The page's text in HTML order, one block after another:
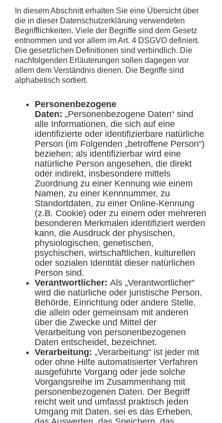
In diesem Abschnitt erhalten Sie eine Übersicht über
die in dieser Datenschutzerklärung verwendeten
Begrifflichkeiten. Viele der Begriffe sind dem Gesetz
entnommen und vor allem im Art. 4 DSGVO definiert.
Die gesetzlichen Definitionen sind verbindlich. Die
nachfolgenden Erläuterungen sollen dagegen vor
allem dem Verständnis dienen. Die Begriffe sind
alphabetisch sortiert.
Personenbezogene
Daten: „Personenbezogene Daten“ sind
alle Informationen, die sich auf eine
identifizierte oder identifizierbare natürliche
Person (im Folgenden „betroffene Person“)
beziehen; als identifizierbar wird eine
natürliche Person angesehen, die direkt
oder indirekt, insbesondere mittels
Zuordnung zu einer Kennung wie einem
Namen, zu einer Kennnummer, zu
Standortdaten, zu einer Online-Kennung
(z.B. Cookie) oder zu einem oder mehreren
besonderen Merkmalen identifiziert werden
kann, die Ausdruck der physischen,
physiologischen, genetischen,
psychischen, wirtschaftlichen, kulturellen
oder sozialen Identität dieser natürlichen
Person sind.
Verantwortlicher: Als „Verantwortlicher“
wird die natürliche oder juristische Person,
Behörde, Einrichtung oder andere Stelle,
die allein oder gemeinsam mit anderen
über die Zwecke und Mittel der
Verarbeitung von personenbezogenen
Daten entscheidet, bezeichnet.
Verarbeitung: „Verarbeitung“ ist jeder mit
oder ohne Hilfe automatisierter Verfahren
ausgeführte Vorgang oder jede solche
Vorgangsreihe im Zusammenhang mit
personenbezogenen Daten. Der Begriff
reicht weit und umfasst praktisch jeden
Umgang mit Daten, sei es das Erheben,